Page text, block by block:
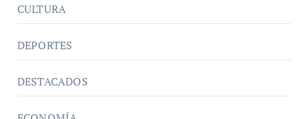
CULTURA
DEPORTES
DESTACADOS